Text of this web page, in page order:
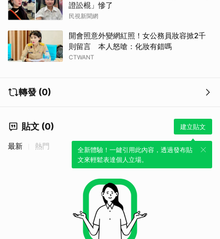
證訟棍」慘了
民視新聞網
開會照意外變網紅照！女公務員妝容掀2千
則留言 本人怒嗆：化妝有錯嗎
CTWANT
轉發 (0)
貼文 (0) 建立貼文
全新體驗！一鍵引用此內容，透過發布貼
文來輕鬆表達個人立場。
最新 熱門